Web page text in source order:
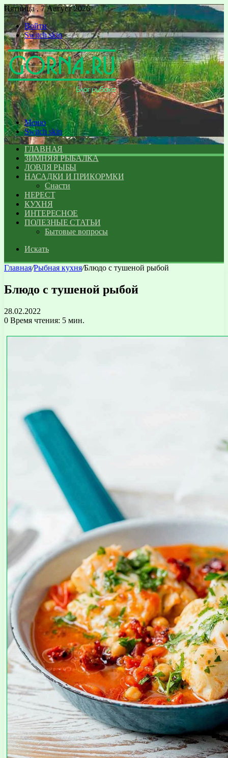
Пятница , 7 Август 2026
Войти
Switch skin
Меню
Switch skin
ГЛАВНАЯ
ЗИМНЯЯ РЫБАЛКА
ЛОВЛЯ РЫБЫ
НАСАДКИ И ПРИКОРМКИ
Снасти
НЕРЕСТ
КУХНЯ
ИНТЕРЕСНОЕ
ПОЛЕЗНЫЕ СТАТЬИ
Бытовые вопросы
Искать
Главная/Рыбная кухня/Блюдо с тушеной рыбой
Блюдо с тушеной рыбой
28.02.2022
0 Время чтения: 5 мин.